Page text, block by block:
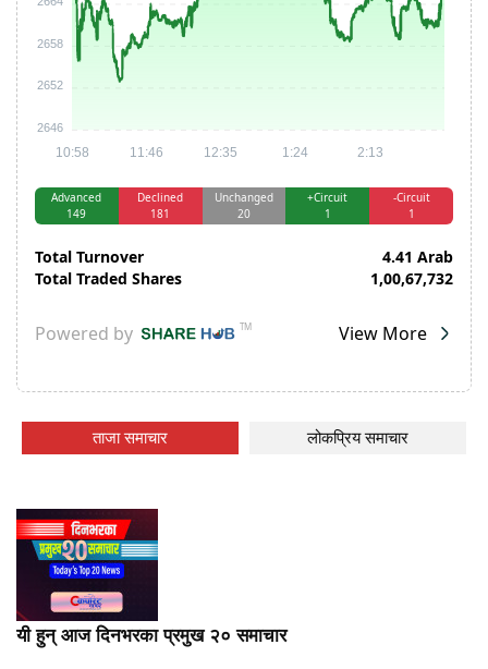
ताजा समाचार लोकप्रिय समाचार
यी हुन् आज दिनभरका प्रमुख २० समाचार